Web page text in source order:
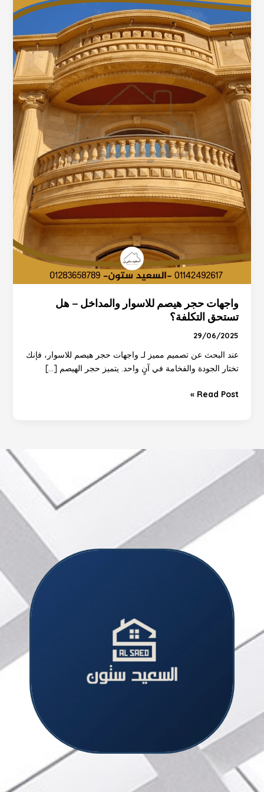
واجهات حجر هيصم للاسوار والمداخل – هل
تستحق التكلفة؟
29/06/2025
عند البحث عن تصميم مميز لـ واجهات حجر هيصم للاسوار، فإنك
تختار الجودة والفخامة في آنٍ واحد. يتميز حجر الهيصم […]
حجر
هيصم
للاسوار
والمداخل
–
هل
تستحق
التكلفة؟
Read Post »